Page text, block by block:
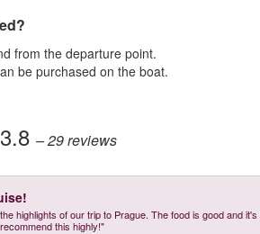
from the departure point.
be purchased on the boat.
3.8 – 29reviews
highlights of our trip to Prague. The food is good and
this highly!"